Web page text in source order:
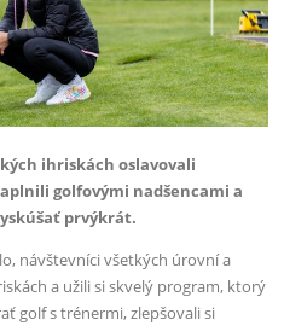
ihriskách oslavovali
golfovými nadšencami a
prvýkrát.
návštevníci všetkých úrovní a
a užili si skvelý program, ktorý
golf s trénermi, zlepšovali si